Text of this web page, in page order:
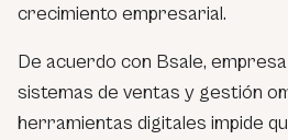
crecimiento empresarial.
De acuerdo con Bsale,
sistemas de ventas y gestión
herramientas digitales impide